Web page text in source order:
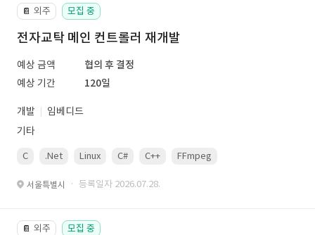
📔 외주 모집 중
전자교탁 메인 컨트롤러 재개발
예상 금액
협의 후 결정
예상 기간
120일
개발
임베디드
기타
C .Net Linux C# C++ FFmpeg
서울특별시 · 등록일자 2026.07.28.
📔 외주 모집 중